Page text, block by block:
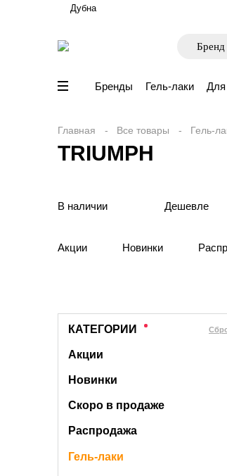
Дубна
Бренды Гель-лаки Для
Главная Все товары Гель-
TRIUMPH
В наличии Дешевле
Акции Новинки
КАТЕГОРИИ
Акции
Новинки
Скоро в продаже
Распродажа
Гель-лаки